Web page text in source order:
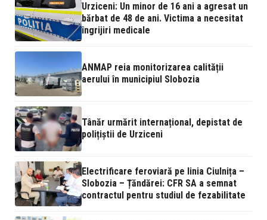
Urziceni: Un minor de 16 ani a agresat un
bărbat de 48 de ani. Victima a necesitat
îngrijiri medicale
ANMAP reia monitorizarea calității
aerului în municipiul Slobozia
Tânăr urmărit internațional, depistat de
polițiștii de Urziceni
Electrificare feroviară pe linia Ciulnița –
Slobozia – Țăndărei: CFR SA a semnat
contractul pentru studiul de fezabilitate